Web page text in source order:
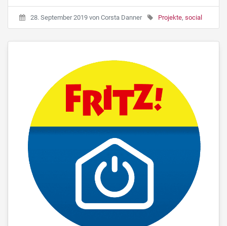
28. September 2019 von Corsta Danner Projekte, social